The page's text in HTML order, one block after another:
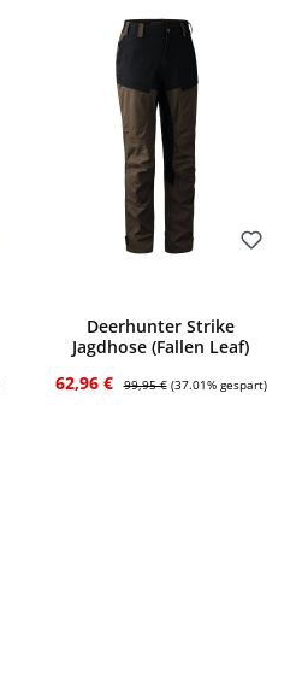
Deerhunter Strike
Jagdhose (Fallen Leaf)
Verkaufspreis:
62,96 € Regulärer Preis:
99,95 € (37.01% gespart)